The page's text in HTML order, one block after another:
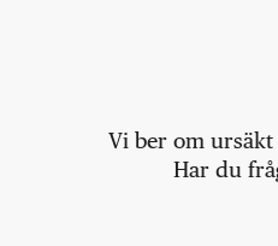
Vi ber om
Har du